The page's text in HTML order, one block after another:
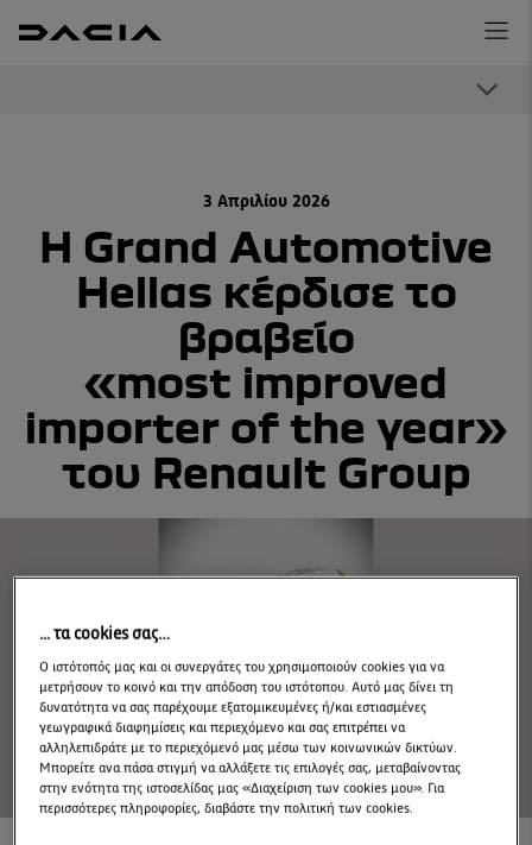
3 Απριλίου 2026
Η Grand Automotive
Hellas κέρδισε το
βραβείο
«most improved
importer of the year»
του Renault Group
... τα cookies σας…
Ο ιστότοπός μας και οι συνεργάτες του χρησιμοποιούν cookies για να
μετρήσουν το κοινό και την απόδοση του ιστότοπου. Αυτό μας δίνει τη
δυνατότητα να σας παρέχουμε εξατομικευμένες ή/και εστιασμένες
γεωγραφικά διαφημίσεις και περιεχόμενο και σας επιτρέπει να
αλληλεπιδράτε με το περιεχόμενό μας μέσω των κοινωνικών δικτύων.
Μπορείτε ανα πάσα στιγμή να αλλάξετε τις επιλογές σας, μεταβαίνοντας
στην ενότητα της ιστοσελίδας μας «Διαχείριση των cookies μου». Για
περισσότερες πληροφορίες, διαβάστε την πολιτική των cookies.